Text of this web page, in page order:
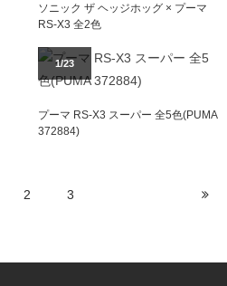
ソニック ザ ヘッジホッグ × プーマ
RS-X3 全2色
1/23
プーマ RS-X3 スーパー 全5色(PUMA
372884)
2 3